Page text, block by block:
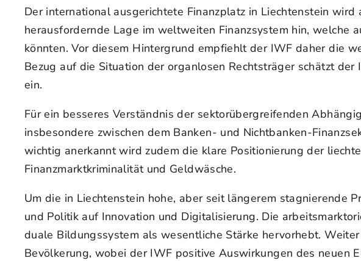
Der international ausgerichtete Finanzplatz in Liechtenstein
herausfordernde Lage im weltweiten Finanzsystem hin, welche
könnten. Vor diesem Hintergrund empfiehlt der IWF daher die
Bezug auf die Situation der organlosen Rechtsträger schätzt
ein.
Für ein besseres Verständnis der sektorübergreifenden
insbesondere zwischen dem Banken- und Nichtbanken-
wichtig anerkannt wird zudem die klare Positionierung der
Finanzmarktkriminalität und Geldwäsche.
Um die in Liechtenstein hohe, aber seit längerem stagnierende
und Politik auf Innovation und Digitalisierung. Die
duale Bildungssystem als wesentliche Stärke hervorhebt.
Bevölkerung, wobei der IWF positive Auswirkungen des neuen